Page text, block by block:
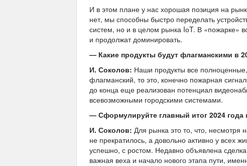
И в этом плане у нас хорошая позиция на
нет, мы способны быстро переделать
систем, но и в целом рынка IоT. В «пожарке»
и продолжат доминировать.
— Какие продукты будут флагманскими в
И. Соколов: Наши продукты все
флагманский, то это, конечно пожарная
до конца еще реализован потенциал
всевозможными городскими системами.
— Сформулируйте главный итог 2024 года
И. Соколов: Для рынка это то, что, несмотря
не прекратилось, а довольно активно у всех
успешно, с ростом. Недавно объявлена
важная веха и начало нового этапа пути,